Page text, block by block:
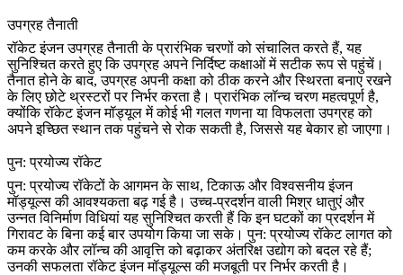
उपग्रह तैनाती
रॉकेट इंजन उपग्रह तैनाती के प्रारंभिक चरणों को संचालित करते हैं, यह
सुनिश्चित करते हुए कि उपग्रह अपने निर्दिष्ट कक्षाओं में सटीक रूप से पहुंचें।
तैनात होने के बाद, उपग्रह अपनी कक्षा को ठीक करने और स्थिरता बनाए रखने
के लिए छोटे थ्रस्टरों पर निर्भर करता है। प्रारंभिक लॉन्च चरण महत्वपूर्ण है,
क्योंकि रॉकेट इंजन मॉड्यूल में कोई भी गलत गणना या विफलता उपग्रह को
अपने इच्छित स्थान तक पहुंचने से रोक सकती है, जिससे यह बेकार हो जाएगा।
पुन: प्रयोज्य रॉकेट
पुन: प्रयोज्य रॉकेटों के आगमन के साथ, टिकाऊ और विश्वसनीय इंजन
मॉड्यूल्स की आवश्यकता बढ़ गई है। उच्च-प्रदर्शन वाली मिश्र धातुएं और
उन्नत विनिर्माण विधियांयह सुनिश्चित करती हैं कि इन घटकों का प्रदर्शन में
गिरावट के बिना कई बार उपयोग किया जा सके। पुन: प्रयोज्य रॉकेट लागत को
कम करके और लॉन्च की आवृत्ति को बढ़ाकर अंतरिक्ष उद्योग को बदल रहे हैं;
उनकी सफलता रॉकेट इंजन मॉड्यूल्स की मजबूती पर निर्भर करती है।